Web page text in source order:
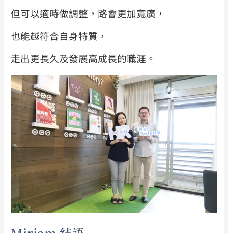
但可以適時做調整，路會更加寬廣，
也能越符合自身特質，
走出更長久及發展高成長的職涯。